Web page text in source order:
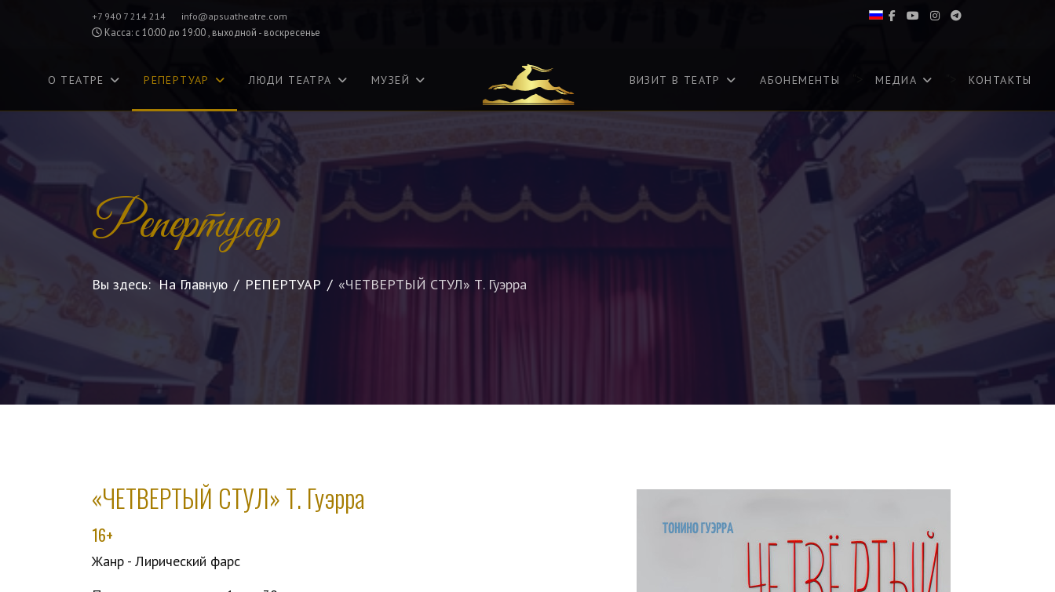
+7 940 7 214 214 info@apsuatheatre.com
Касса: с 10:00 до 19:00 , выходной - воскресенье
О ТЕАТРЕ РЕПЕРТУАР ЛЮДИ ТЕАТРА МУЗЕЙ ВИЗИТ В ТЕАТР АБОНЕМЕНТЫ МЕДИА КОНТАКТЫ
Репертуар
Вы здесь:На Главную РЕПЕРТУАР «ЧЕТВЕРТЫЙ СТУЛ» Т. Гуэрра
«ЧЕТВЕРТЫЙ СТУЛ» Т. Гуэрра
16+
Жанр - Лирический фарс